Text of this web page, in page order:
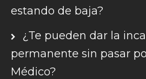
estando de baja?
¿Te pueden dar la
permanente sin pasar
Médico?